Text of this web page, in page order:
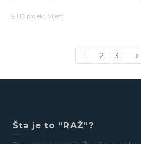
LID projekt ,Vijesti
1 2 3
Šta je to “RAŽ”?